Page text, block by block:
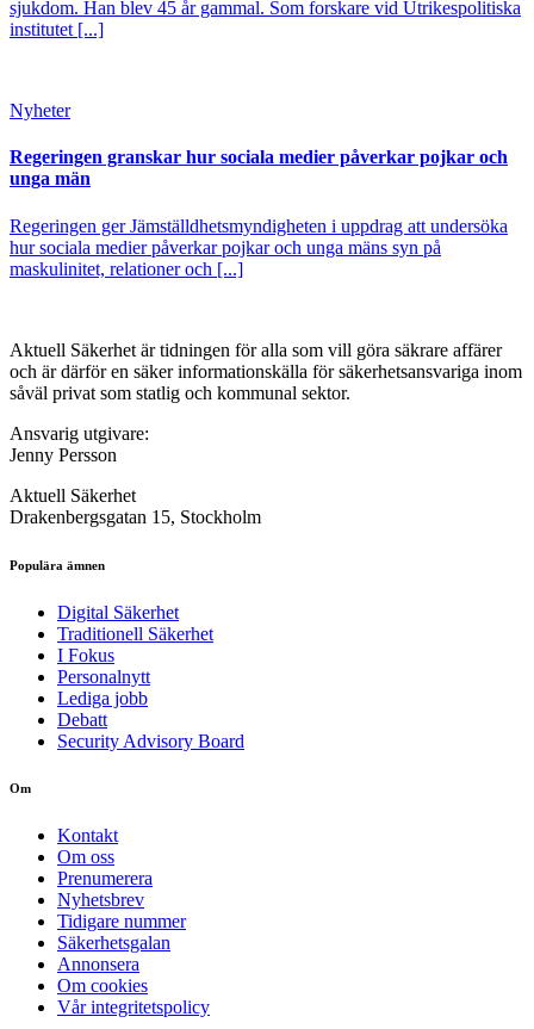
sjukdom. Han blev 45 år gammal. Som forskare vid Utrikespolitiska
institutet [...]
Nyheter
Regeringen granskar hur sociala medier påverkar pojkar och
unga män
Regeringen ger Jämställdhetsmyndigheten i uppdrag att undersöka
hur sociala medier påverkar pojkar och unga mäns syn på
maskulinitet, relationer och [...]
Aktuell Säkerhet är tidningen för alla som vill göra säkrare affärer
och är därför en säker informationskälla för säkerhets­ansvariga inom
såväl privat som statlig och kommunal sektor.
Ansvarig utgivare:
Jenny Persson
Aktuell Säkerhet
Drakenbergsgatan 15, Stockholm
Populära ämnen
Digital Säkerhet
Traditionell Säkerhet
I Fokus
Personalnytt
Lediga jobb
Debatt
Security Advisory Board
Om
Kontakt
Om oss
Prenumerera
Nyhetsbrev
Tidigare nummer
Säkerhetsgalan
Annonsera
Om cookies
Vår integritetspolicy